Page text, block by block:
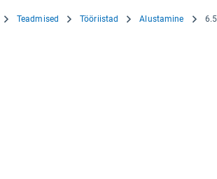
Teadmised Tööriistad Alustamine